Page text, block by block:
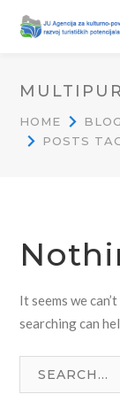
HOME
BLOG
POSTS
It seems we
searching can